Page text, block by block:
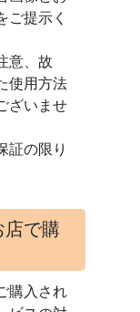
ご提示く
意、故
使用方法
ざいませ
証の限り
店で購
購入され